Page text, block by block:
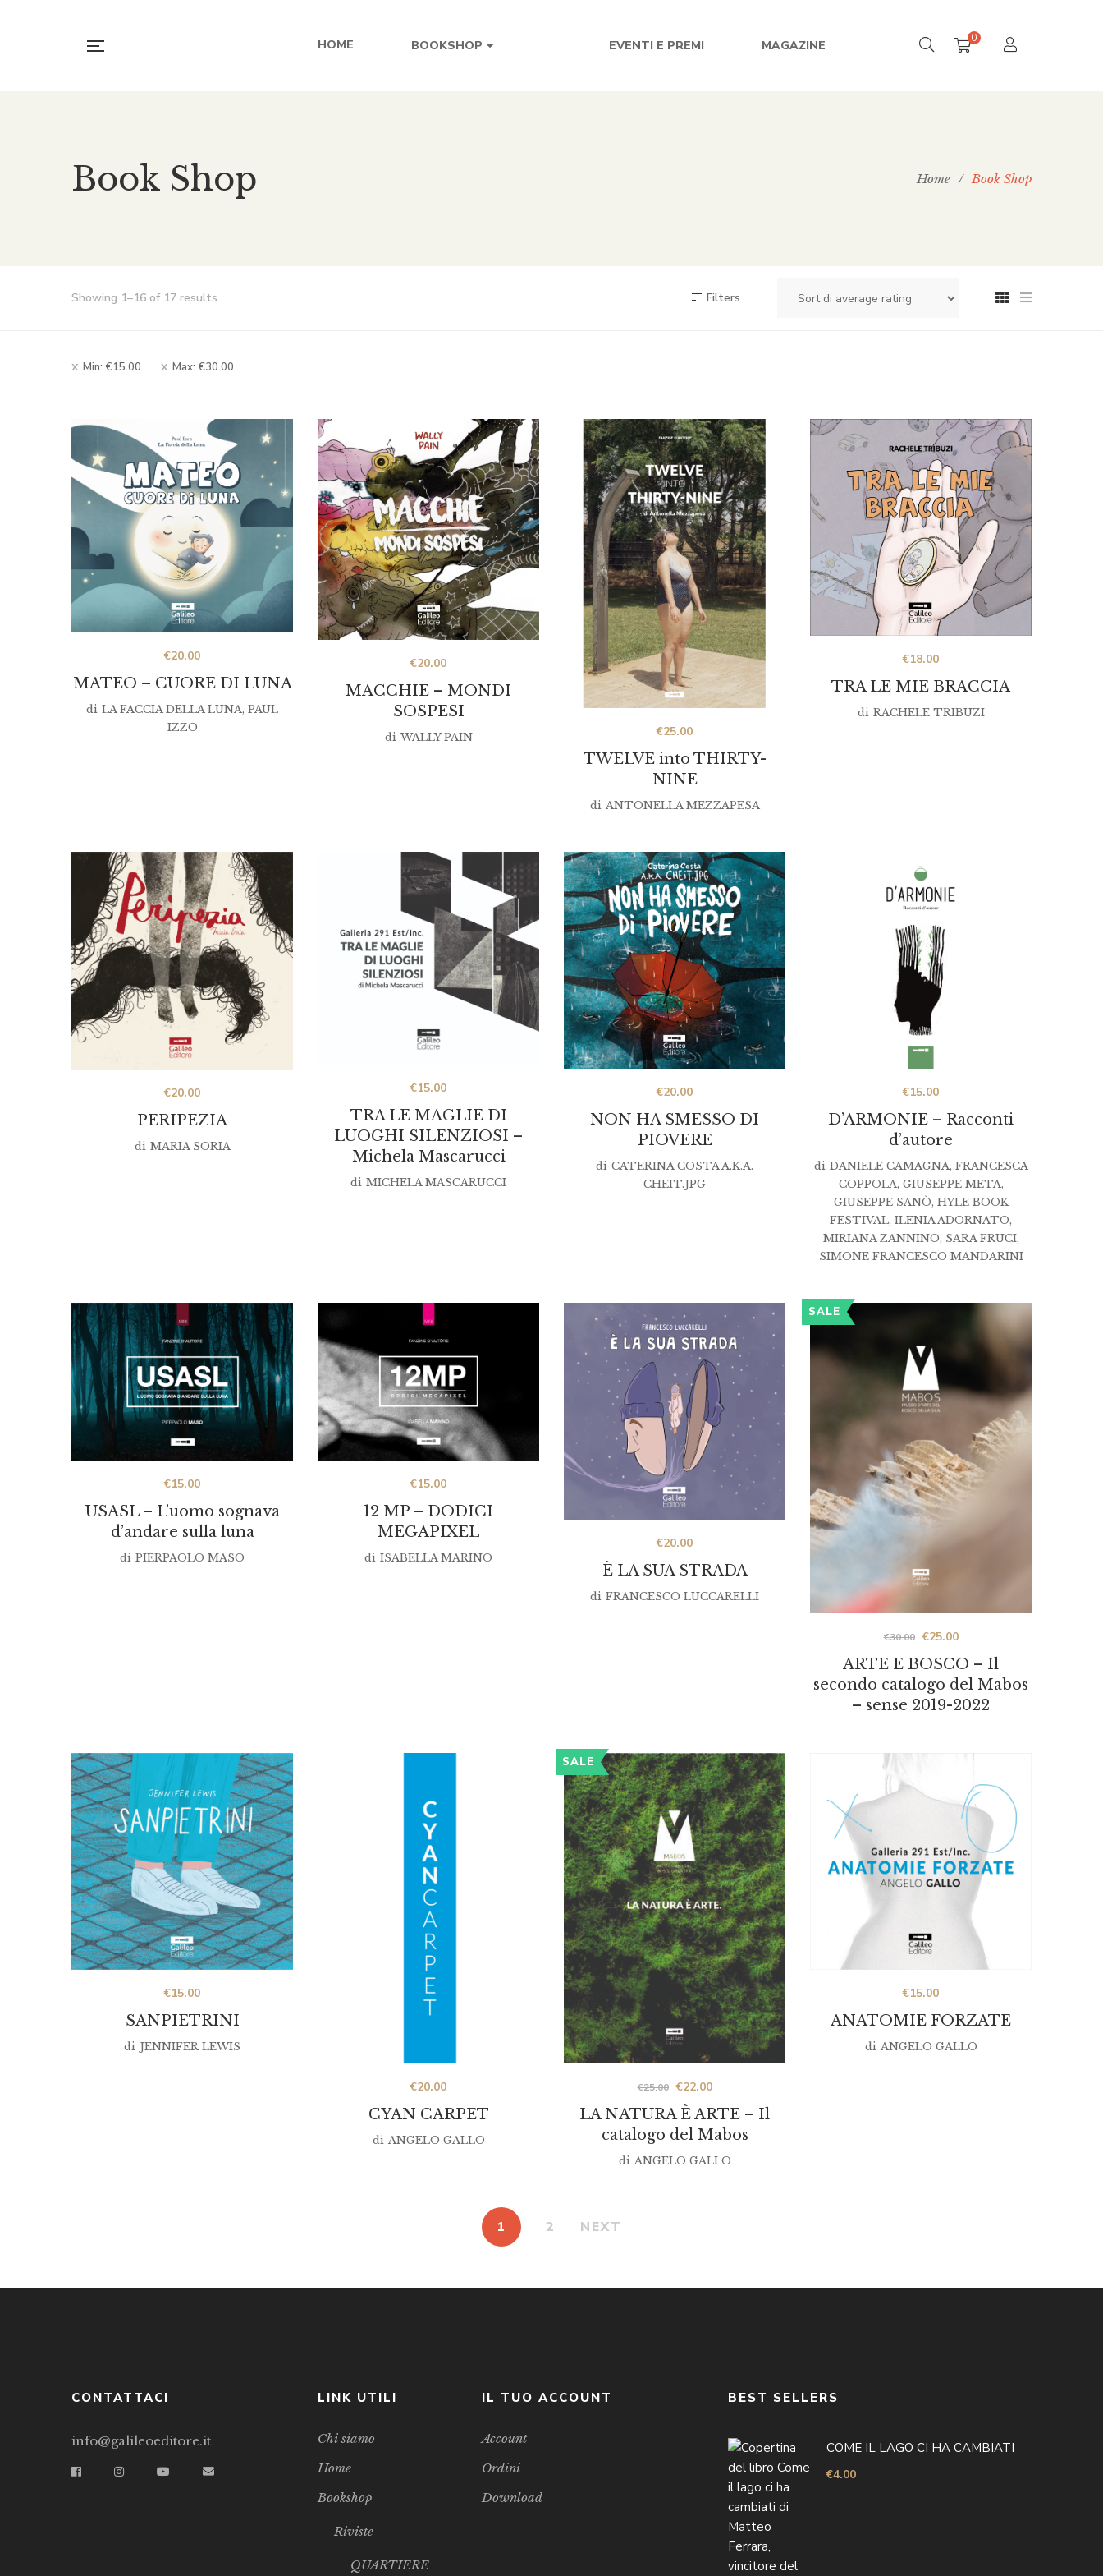
HOME BOOKSHOP EVENTI E PREMI MAGAZINE 0
Book Shop Home / Book Shop
Showing 1–16 of 17 results Filters
Min: €15.00 Max: €30.00
MATEO – CUORE DI LUNA
€20.00
di LA FACCIA DELLA LUNA, PAUL
IZZO
MACCHIE – MONDI
SOSPESI
€20.00
di WALLY PAIN
TWELVE into THIRTY-
NINE
€25.00
di ANTONELLA MEZZAPESA
TRA LE MIE BRACCIA
€18.00
di RACHELE TRIBUZI
PERIPEZIA
€20.00
di MARIA SORIA
TRA LE MAGLIE DI
LUOGHI SILENZIOSI –
Michela Mascarucci
€15.00
di MICHELA MASCARUCCI
NON HA SMESSO DI
PIOVERE
€20.00
di CATERINA COSTA A.K.A.
CHEIT.JPG
D’ARMONIE – Racconti
d’autore
€15.00
di DANIELE CAMAGNA, FRANCESCA
COPPOLA, GIUSEPPE META,
GIUSEPPE SANÒ, HYLE BOOK
FESTIVAL, ILENIA ADORNATO,
MIRIANA ZANNINO, SARA FRUCI,
SIMONE FRANCESCO MANDARINI
USASL – L’uomo sognava
d’andare sulla luna
€15.00
di PIERPAOLO MASO
12 MP – DODICI
MEGAPIXEL
€15.00
di ISABELLA MARINO
È LA SUA STRADA
€20.00
di FRANCESCO LUCCARELLI
SALE
ARTE E BOSCO – Il
secondo catalogo del Mabos
– sense 2019-2022
€30.00 Original
prezzo
was:
€30.00.
€25.00Current
prezzo
is:
€25.00.
SANPIETRINI
€15.00
di JENNIFER LEWIS
CYAN CARPET
€20.00
di ANGELO GALLO
SALE
LA NATURA È ARTE – Il
catalogo del Mabos
€25.00 Original
prezzo
was:
€25.00.
€22.00Current
prezzo
is:
€22.00.
di ANGELO GALLO
ANATOMIE FORZATE
€15.00
di ANGELO GALLO
1 2 NEXT
CONTATTACI
info@galileoeditore.it
LINK UTILI
Chi siamo
Home
Bookshop
Riviste
QUARTIERE
IL TUO ACCOUNT
Account
Ordini
Download
BEST SELLERS
COME IL LAGO CI HA CAMBIATI
€4.00